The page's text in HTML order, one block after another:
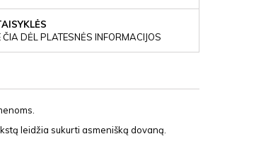
DĖL PLATESNĖS INFORMACIJOS
leidžia sukurti asmenišką dovaną.